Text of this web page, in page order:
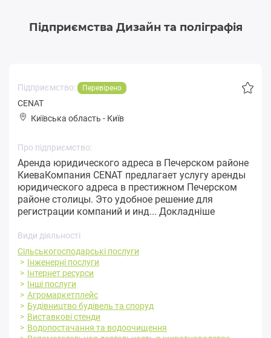
Підприємства Дизайн та поліграфія
Підприємство: Перевірено
CENAT
Київська область - Київ
Про підприємство:
Аренда юридического адреса в Печерском районе
КиеваКомпания CENAT предлагает услугу аренды
юридического адреса в престижном Печерском
районе столицы. Это удобное решение для
регистрации компаний и инд... Докладніше
Види діяльності
Сільськогосподарські послуги
Інженерні послуги
Інтернет ресурси
Інші послуги
Агромаркетплейс
Будівництво будівель та споруд
Виставкові стенди
Водопостачання та водоочищення